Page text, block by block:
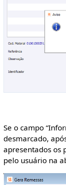
Se o campo
desmarcado,
apresentados os
pelo usuário na